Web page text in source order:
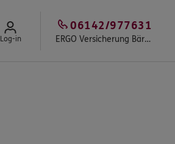
Log-in ERGO Versicherung Bär in Rüsselsheim am Main
06142/977631